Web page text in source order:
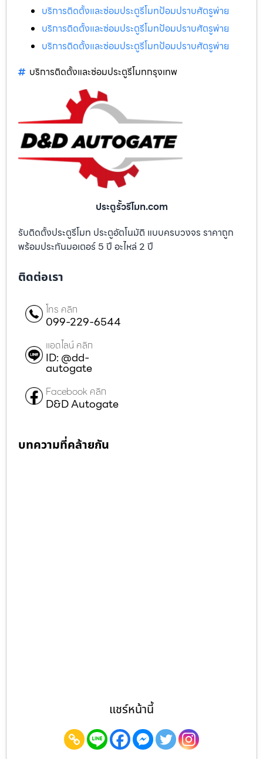
บริการติดตั้งและซ่อมประตูรีโมทป้อมปราบศัตรูพ่าย
บริการติดตั้งและซ่อมประตูรีโมทป้อมปราบศัตรูพ่าย
บริการติดตั้งและซ่อมประตูรีโมทป้อมปราบศัตรูพ่าย
บริการติดตั้งและซ่อมประตูรีโมทกรุงเทพ
ประตูรั้วรีโมท.com
รับติดตั้งประตูรีโมท ประตูอัตโนมัติ แบบครบวงจร ราคาถูก
พร้อมประกันมอเตอร์ 5 ปี อะไหล่ 2 ปี
ติดต่อเรา
โทร คลิก
099-229-6544
แอดไลน์ คลิก
ID: @dd-
autogate
Facebook คลิก
D&D Autogate
บทความที่คล้ายกัน
แชร์หน้านี้